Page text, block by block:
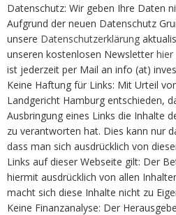
Datenschutz: Wir geben Ihre Daten
Aufgrund der neuen Datenschutz
unsere Datenschutzerklärung
unseren kostenlosen Newsletter hier
ist jederzeit per Mail an info (at)
Keine Haftung für Links: Mit Urteil
Landgericht Hamburg entschieden,
Ausbringung eines Links die Inhalte
zu verantworten hat. Dies kann nur
dass man sich ausdrücklich von
Links auf dieser Webseite gilt: Der
hiermit ausdrücklich von allen
macht sich diese Inhalte nicht zu
Keine Finanzanalyse: Der